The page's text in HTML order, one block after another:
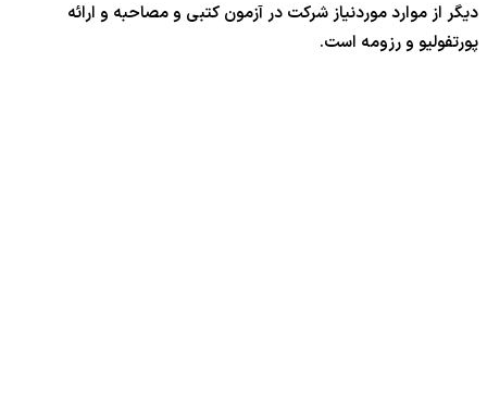
دیگر از موارد موردنیاز شرکت در آزمون کتبی و مصاحبه و ارائه
پورتفولیو و رزومه است.